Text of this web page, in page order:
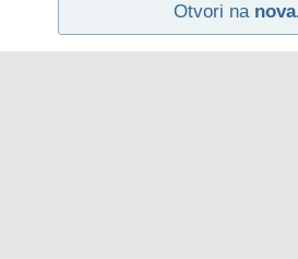
Otvori na